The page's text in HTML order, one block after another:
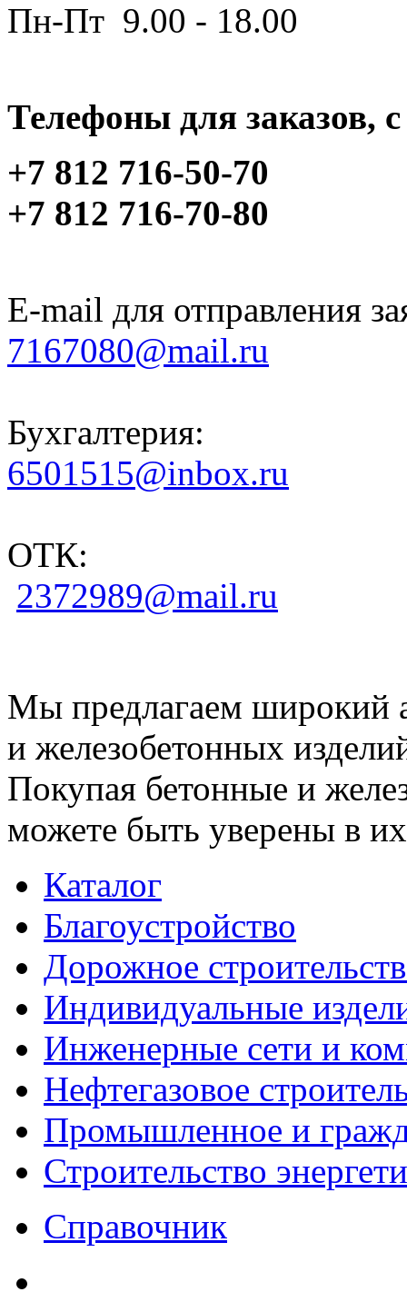
Пн-Пт 9.00 - 18.00
Телефоны для заказов,
+7 812 716-50-70
+7 812 716-70-80
E-mail для отправления
7167080@mail.ru
Бухгалтерия:
6501515@inbox.ru
ОТК:
2372989@mail.ru
Мы предлагаем широкий
и железобетонных
Покупая бетонные и
можете быть уверены в их
Каталог
Благоустройство
Дорожное
Индивидуальные
Инженерные сети и
Нефтегазовое
Промышленное и
Строительство
Справочник